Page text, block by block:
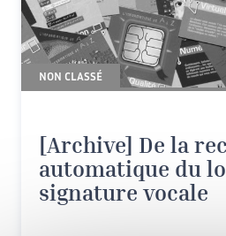
NON CLASSÉ
De la
automatique du
signature vocale